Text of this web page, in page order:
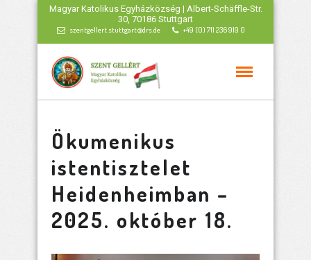
Magyar Katolikus Egyházközség | Albert-Schäffle-Str.
30, 70186 Stuttgart
szentgellert.stuttgart@drs.de +49 (0) 711 236 919 0
Ökumenikus
istentisztelet
Heidenheimban –
2025. október 18.